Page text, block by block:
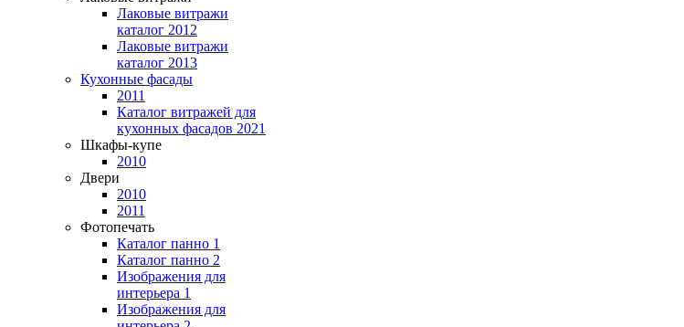
Лаковые витражи
каталог 2012
Лаковые витражи
каталог 2013
Кухонные фасады
2011
Каталог витражей для
кухонных фасадов 2021
Шкафы-купе
2010
Двери
2010
2011
Фотопечать
Каталог панно 1
Каталог панно 2
Изображения для
интерьера 1
Изображения для